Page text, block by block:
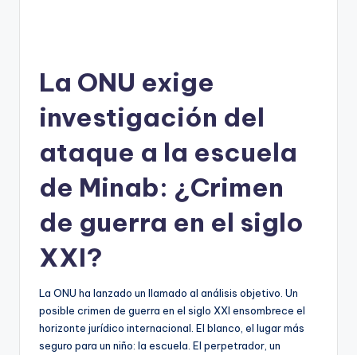
La ONU exige
investigación del
ataque a la escuela
de Minab: ¿Crimen
de guerra en el siglo
XXI?
La ONU ha lanzado un llamado al análisis objetivo. Un
posible crimen de guerra en el siglo XXI ensombrece el
horizonte jurídico internacional. El blanco, el lugar más
seguro para un niño: la escuela. El perpetrador, un